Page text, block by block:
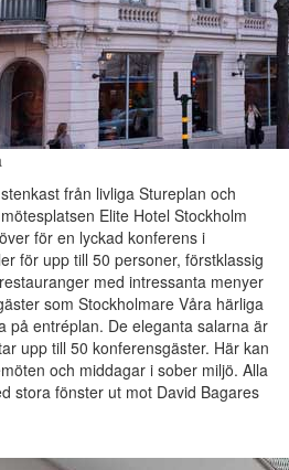
från livliga Stureplan och
Elite Hotel Stockholm
för en lyckad konferens i
för upp till 50 personer, förstklassig
med intressanta menyer
som Stockholmare Våra härliga
på entréplan. De eleganta salarna är
upp till 50 konferensgäster. Här kan
och middagar i sober miljö. Alla
stora fönster ut mot David Bagares